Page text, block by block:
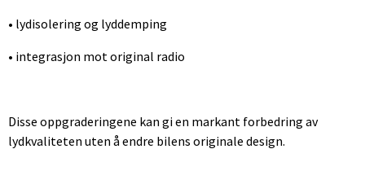
• lydisolering og lyddemping
• integrasjon mot original radio
Disse oppgraderingene kan gi en markant forbedring av
lydkvaliteten uten å endre bilens originale design.